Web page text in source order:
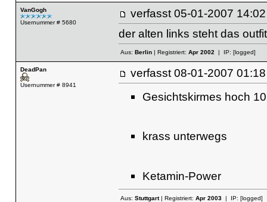
VanGogh
Usernummer # 5680
verfasst 05-01-2007
der alten links steht das
Aus: Berlin| Registriert: Apr 2002| IP: [logged]
DeadPan
Usernummer # 8941
verfasst 08-01-2007
Gesichtskirmes hoch 10
krass unterwegs
Ketamin-Power
Aus: Stuttgart| Registriert: Apr 2003| IP: [logged]